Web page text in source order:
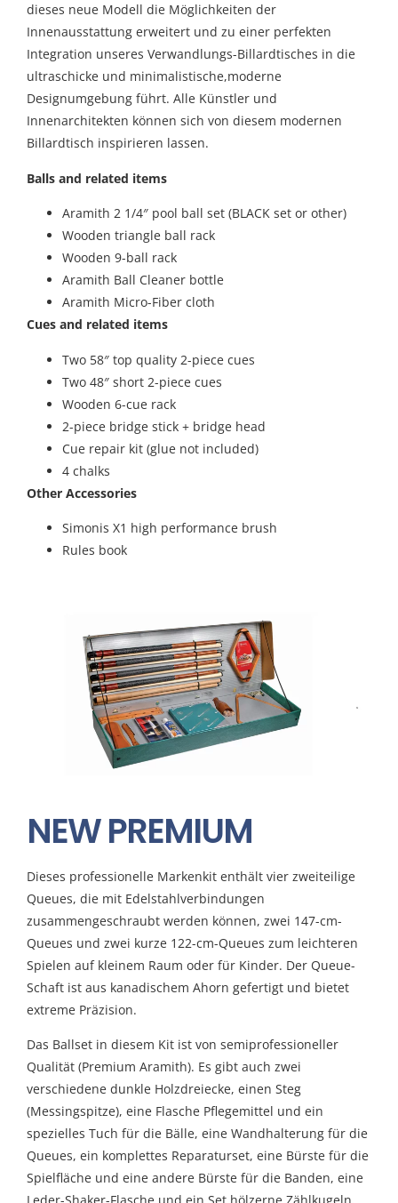
dieses neue Modell die Möglichkeiten der
Innenausstattung erweitert und zu einer perfekten
Integration unseres Verwandlungs-Billardtisches in die
ultraschicke und minimalistische,moderne
Designumgebung führt. Alle Künstler und
Innenarchitekten können sich von diesem modernen
Billardtisch inspirieren lassen.
Balls and related items
Aramith 2 1/4″ pool ball set (BLACK set or other)
Wooden triangle ball rack
Wooden 9-ball rack
Aramith Ball Cleaner bottle
Aramith Micro-Fiber cloth
Cues and related items
Two 58″ top quality 2-piece cues
Two 48″ short 2-piece cues
Wooden 6-cue rack
2-piece bridge stick + bridge head
Cue repair kit (glue not included)
4 chalks
Other Accessories
Simonis X1 high performance brush
Rules book
NEW PREMIUM
Dieses professionelle Markenkit enthält vier zweiteilige
Queues, die mit Edelstahlverbindungen
zusammengeschraubt werden können, zwei 147-cm-
Queues und zwei kurze 122-cm-Queues zum leichteren
Spielen auf kleinem Raum oder für Kinder. Der Queue-
Schaft ist aus kanadischem Ahorn gefertigt und bietet
extreme Präzision.
Das Ballset in diesem Kit ist von semiprofessioneller
Qualität (Premium Aramith). Es gibt auch zwei
verschiedene dunkle Holzdreiecke, einen Steg
(Messingspitze), eine Flasche Pflegemittel und ein
spezielles Tuch für die Bälle, eine Wandhalterung für die
Queues, ein komplettes Reparaturset, eine Bürste für die
Spielfläche und eine andere Bürste für die Banden, eine